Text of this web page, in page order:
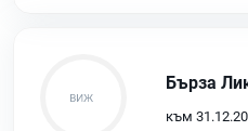
Бърза
към